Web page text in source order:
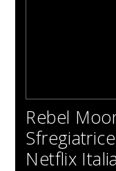
Rebel
Netflix Italia